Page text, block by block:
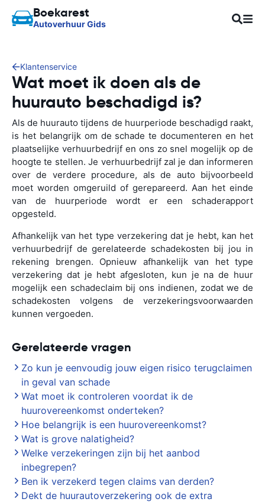
Boekarest
Autoverhuur Gids
Klantenservice
Wat moet ik doen als de
huurauto beschadigd is?
Als de huurauto tijdens de huurperiode beschadigd raakt,
is het belangrijk om de schade te documenteren en het
plaatselijke verhuurbedrijf en ons zo snel mogelijk op de
hoogte te stellen. Je verhuurbedrijf zal je dan informeren
over de verdere procedure, als de auto bijvoorbeeld
moet worden omgeruild of gerepareerd. Aan het einde
van de huurperiode wordt er een schaderapport
opgesteld.
Afhankelijk van het type verzekering dat je hebt, kan het
verhuurbedrijf de gerelateerde schadekosten bij jou in
rekening brengen. Opnieuw afhankelijk van het type
verzekering dat je hebt afgesloten, kun je na de huur
mogelijk een schadeclaim bij ons indienen, zodat we de
schadekosten volgens de verzekeringsvoorwaarden
kunnen vergoeden.
Gerelateerde vragen
Zo kun je eenvoudig jouw eigen risico terugclaimen
in geval van schade
Wat moet ik controleren voordat ik de
huurovereenkomst onderteken?
Hoe belangrijk is een huurovereenkomst?
Wat is grove nalatigheid?
Welke verzekeringen zijn bij het aanbod
inbegrepen?
Ben ik verzekerd tegen claims van derden?
Dekt de huurautoverzekering ook de extra